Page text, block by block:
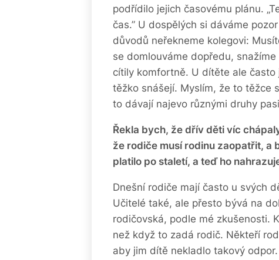
podřídilo jejich časovému plánu.
čas.” U dospělých si dáváme
důvodů neřekneme kolegovi:
se domlouváme dopředu,
cítily komfortně. U dítěte ale
těžko snášejí. Myslím, že to těžce
to dávají najevo různými druhy
Řekla bych, že dřív děti víc
že rodiče musí rodinu zaopatřit, a
platilo po staletí, a teď ho
Dnešní rodiče mají často u svých
Učitelé také, ale přesto bývá na
rodičovská, podle mé zkušenosti.
než když to zadá rodič. Někteří
aby jim dítě nekladlo takový odpor.